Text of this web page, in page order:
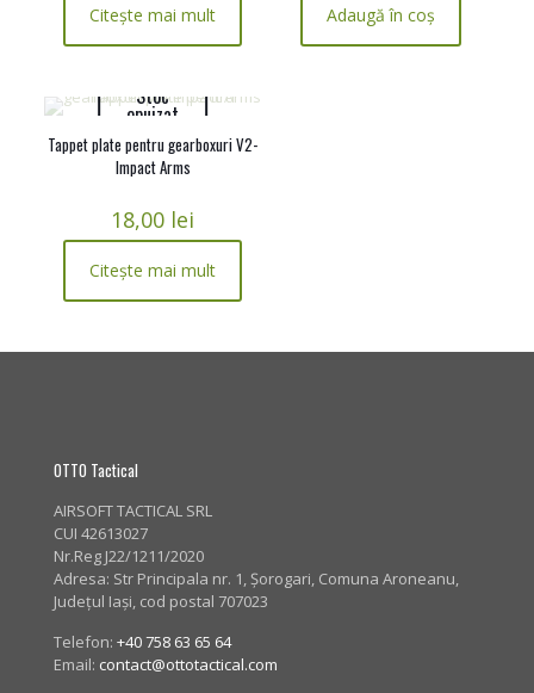
Citește mai mult Adaugă în coș
Stoc
epuizat
Tappet plate pentru gearboxuri V2-
Impact Arms
18,00 lei
Citește mai mult
OTTO Tactical
AIRSOFT TACTICAL SRL
CUI 42613027
Nr.Reg J22/1211/2020
Adresa: Str Principala nr. 1, Șorogari, Comuna Aroneanu,
Județul Iași, cod postal 707023
Telefon: +40 758 63 65 64
Email: contact@ottotactical.com